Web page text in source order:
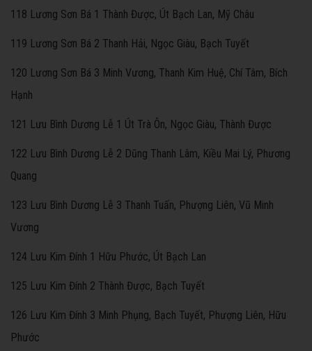
118 Lương Sơn Bá 1 Thành Được, Út Bạch Lan, Mỹ Châu
119 Lương Sơn Bá 2 Thanh Hải, Ngọc Giàu, Bạch Tuyết
120 Lương Sơn Bá 3 Minh Vương, Thanh Kim Huệ, Chí Tâm, Bích
Hạnh
121 Lưu Bình Dương Lễ 1 Út Trà Ôn, Ngọc Giàu, Thành Được
122 Lưu Bình Dương Lễ 2 Dũng Thanh Lâm, Kiều Mai Lý, Phương
Quang
123 Lưu Bình Dương Lễ 3 Thanh Tuấn, Phượng Liên, Vũ Minh
Vương
124 Lưu Kim Đính 1 Hữu Phước, Út Bạch Lan
125 Lưu Kim Đính 2 Thành Được, Bạch Tuyết
126 Lưu Kim Đính 3 Minh Phụng, Bạch Tuyết, Phượng Liên, Hữu
Phước